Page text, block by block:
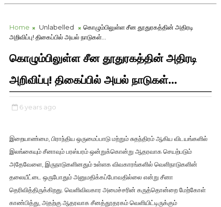
Home Unlabelled
கொழும்பிலுள்ள சீன தூதுரகத்தின் அதிரடி
அறிவிப்பு! திகைப்பில் அயல் நாடுகள்...
கொழும்பிலுள்ள சீன தூதுரகத்தின் அதிரடி
அறிவிப்பு! திகைப்பில் அயல் நாடுகள்...
6 years ago
இறையாண்மை, பிராந்திய ஒருமைப்பாடு மற்றும் சுதந்திரம் ஆகிய விடயங்களில்
இலங்கையும் சீனாவும் பரஸ்பரம் ஒன்றுக்கொன்று ஆதரவாக செயற்படும்
அதேவேளை, இருநாடுகளினதும் உள்ளக விவகாரங்களில் வெளிநாடுகளின்
தலையீட்டை ஒருபோதும் அனுமதிக்கப்போவதில்லை என்று சீனா
தெரிவித்திருக்கிறது. வெளிவிவகார அமைச்சரின் கருத்தொன்றை மேற்கோள்
காண்பித்து, அதற்கு ஆதரவாக சீனத்தூதரகம் வெளியிட்டிருக்கும்